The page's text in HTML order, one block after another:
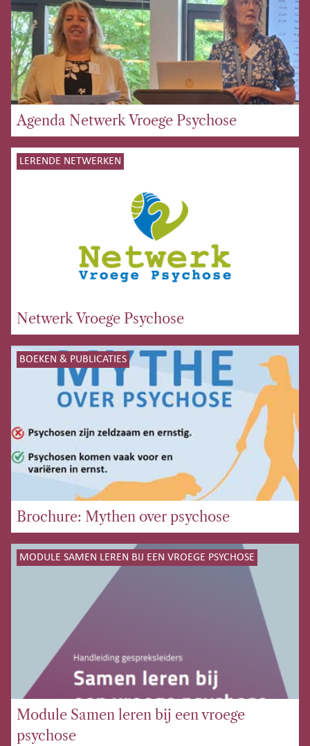
Agenda Netwerk Vroege Psychose
LERENDE NETWERKEN
Netwerk Vroege Psychose
BOEKEN & PUBLICATIES
Brochure: Mythen over psychose
MODULE SAMEN LEREN BIJ EEN VROEGE PSYCHOSE
Module Samen leren bij een vroege
psychose